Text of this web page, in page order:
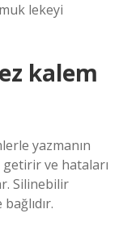
lekeyi
kalem
yazmanın
getirir ve hataları
Silinebilir